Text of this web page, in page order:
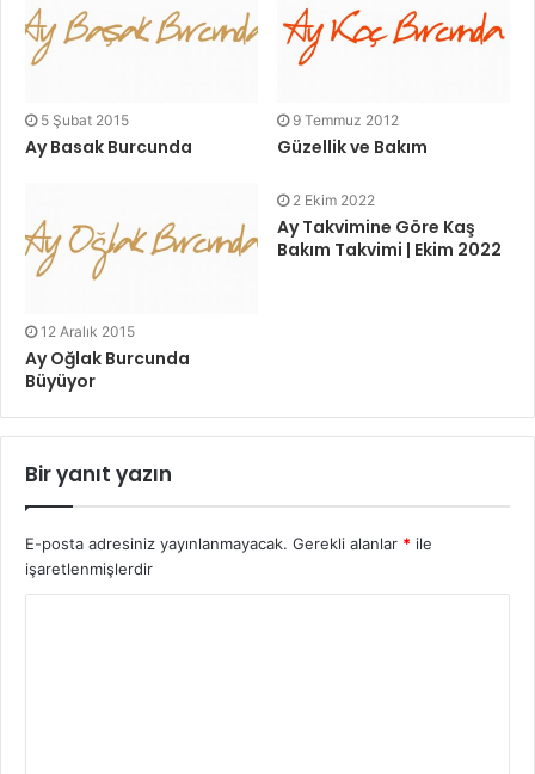
5 Şubat 2015
Ay Basak Burcunda
9 Temmuz 2012
Güzellik ve Bakım
12 Aralık 2015
Ay Oğlak Burcunda
Büyüyor
2 Ekim 2022
Ay Takvimine Göre Kaş
Bakım Takvimi | Ekim 2022
Bir yanıt yazın
E-posta adresiniz yayınlanmayacak. Gerekli alanlar * ile
işaretlenmişlerdir